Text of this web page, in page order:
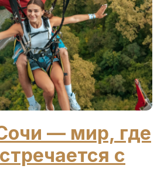
— мир, где
с